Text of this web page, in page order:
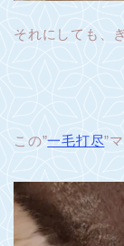
それにしても、
この”一毛打尽”